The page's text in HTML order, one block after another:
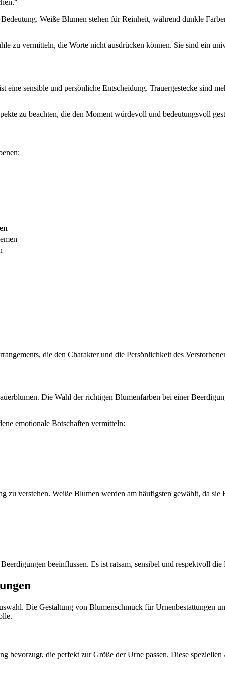
Weiße Blumen stehen für Reinheit, während dunkle
zu vermitteln, die Worte nicht ausdrücken können. Sie sind ein
sensible und persönliche Entscheidung. Trauergestecke sind
zu beachten, die den Moment würdevoll und bedeutungsvoll
die den Charakter und die Persönlichkeit des
Die Wahl der richtigen Blumenfarben bei einer
emotionale Botschaften vermitteln:
zu verstehen. Weiße Blumen werden am häufigsten gewählt, da
beeinflussen. Es ist ratsam, sensibel und respektvoll
Die Gestaltung von Blumenschmuck für Urnenbestattungen
bevorzugt, die perfekt zur Größe der Urne passen. Diese